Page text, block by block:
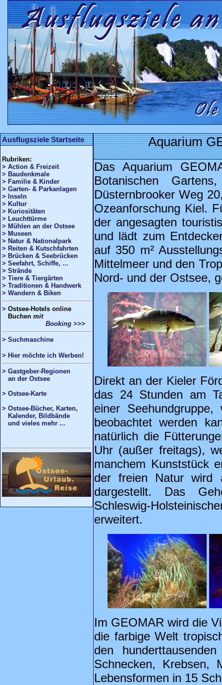
Ausflugsziele Startseite
Rubriken:
> Action & Freizeit
> Baudenkmale
> Familie & Kinder
> Garten- & Parkanlagen
> Inseln
> Kultur
> Kuriositäten
> Leuchttürme
> Mühlen an der Ostsee
> Museen
> Natur & Nationalpark
> Reiten & Kutschfahrten
> Brücken & Seebrücken
> Seefahrt, Schiffe, ...
> Strände
> Tiere & Tiergärten
> Traditionen & Handwerk
> Wandern & Biken
> Ostsee-Hotels online
Buchen mit
Booking >>>
> Suchmaschine
> Hier möchte ich Werben!
> Gastgeber-Regionen
an der Ostsee
> Ostsee-Karte
> Ostsee-Bücher, Karten,
Kalender, Bildbände
und vieles mehr ...
Aquarium
Das Aquarium
Botanischen
Düsternbrooker Weg
Ozeanforschung Kiel.
der angesagten
und lädt zum
auf 350 m²
Mittelmeer und den
Nord- und der Ostsee,
Direkt an der Kieler
das 24 Stunden am
einer
beobachtet werden
natürlich die
Uhr (außer freitags),
manchem Kunststück
der freien Natur wird
dargestellt. Das
Schleswig-
erweitert.
Im GEOMAR wird die
die farbige Welt
den
Schnecken, Krebsen,
Lebensformen in 15